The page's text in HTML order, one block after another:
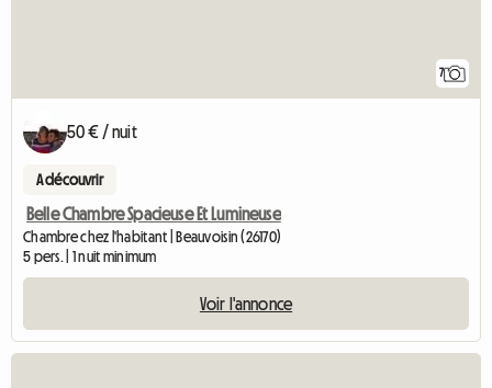
7
50 € / nuit
A découvrir
Belle Chambre Spacieuse Et Lumineuse
Chambre chez l'habitant | Beauvoisin (26170)
5 pers. | 1 nuit minimum
Voir l'annonce